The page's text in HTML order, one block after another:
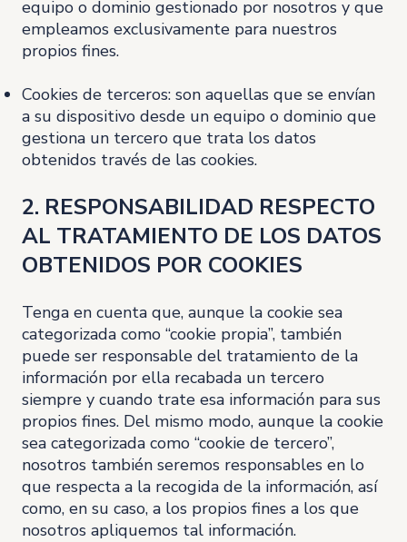
equipo o dominio gestionado por nosotros y que
empleamos exclusivamente para nuestros
propios fines.
Cookies de terceros: son aquellas que se envían
a su dispositivo desde un equipo o dominio que
gestiona un tercero que trata los datos
obtenidos través de las cookies.
2. RESPONSABILIDAD RESPECTO
AL TRATAMIENTO DE LOS DATOS
OBTENIDOS POR COOKIES
Tenga en cuenta que, aunque la cookie sea
categorizada como “cookie propia”, también
puede ser responsable del tratamiento de la
información por ella recabada un tercero
siempre y cuando trate esa información para sus
propios fines. Del mismo modo, aunque la cookie
sea categorizada como “cookie de tercero”,
nosotros también seremos responsables en lo
que respecta a la recogida de la información, así
como, en su caso, a los propios fines a los que
nosotros apliquemos tal información.